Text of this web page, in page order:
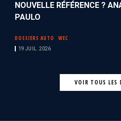
NOUVELLE RÉFÉRENCE ?
PAULO
DOSSIERS AUTO WEC
19 JUIL. 2026
VOIR TOUS LES